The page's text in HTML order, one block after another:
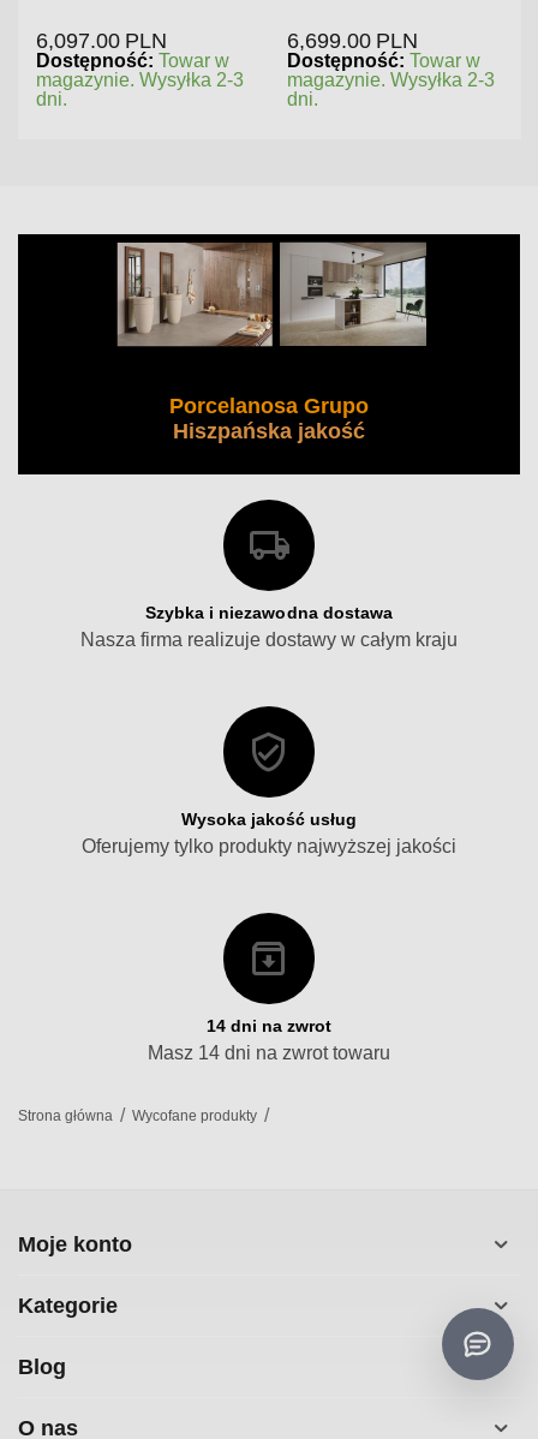
6,097.00 PLN
Dostępność: Towar w
magazynie. Wysyłka 2-3
dni.
6,699.00 PLN
Dostępność: Towar w
magazynie. Wysyłka 2-3
dni.
Porcelanosa Grupo
Hiszpańska jakość
Szybka i niezawodna dostawa
Nasza firma realizuje dostawy w całym kraju
Wysoka jakość usług
Oferujemy tylko produkty najwyższej jakości
14 dni na zwrot
Masz 14 dni na zwrot towaru
Strona główna / Wycofane produkty /
Moje konto
Kategorie
Blog
O nas